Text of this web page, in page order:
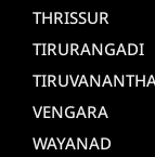
THRISSUR
TIRURANGADI
VENGARA
WAYANAD